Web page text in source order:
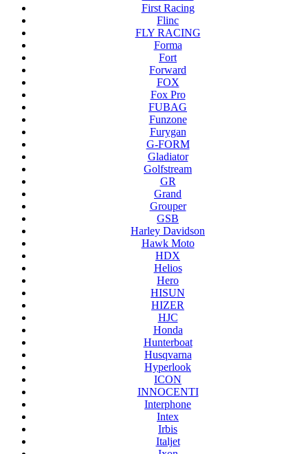
First Racing
Flinc
FLY RACING
Forma
Fort
Forward
FOX
Fox Pro
FUBAG
Funzone
Furygan
G-FORM
Gladiator
Golfstream
GR
Grand
Grouper
GSB
Harley Davidson
Hawk Moto
HDX
Helios
Hero
HISUN
HIZER
HJC
Honda
Hunterboat
Husqvarna
Hyperlook
ICON
INNOCENTI
Interphone
Intex
Irbis
Italjet